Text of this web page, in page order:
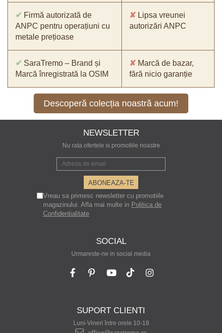
✔ Firmă autorizată de
ANPC pentru operațiuni cu
metale prețioase
✘ Lipsa vreunei
autorizări ANPC
✔ SaraTremo – Brand și
Marcă înregistrată la OSIM
✘ Marcă de bazar,
fără nicio garanție
Descoperă colecția noastră acum!
NEWSLETTER
Nu rata ofertele si promotiile noastre
Vreau sa primesc newsletter cu promotiile
magazinului. Afla mai multe in Politica de
Confidentialitate
SOCIAL
Urmareste-ne in social media
SUPORT CLIENTI
Luni-Vineri între orele 10-18